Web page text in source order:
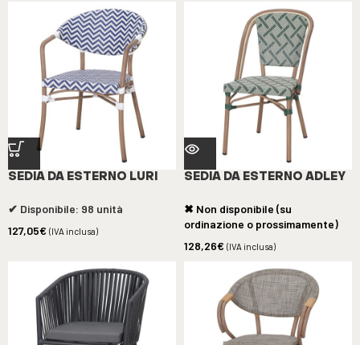
SEDIA DA ESTERNO LURI
✔ Disponibile: 98 unità
127,05€ (IVA inclusa)
SEDIA DA ESTERNO ADLEY
✖ Non disponibile (su
ordinazione o prossimamente)
128,26€ (IVA inclusa)